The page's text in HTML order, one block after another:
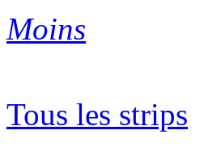
Moins
Tous les strips